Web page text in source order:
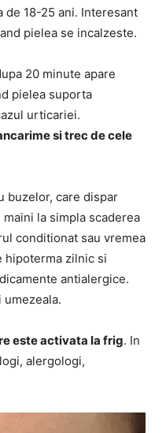
de 18-25 ani. Interesant
pielea se incalzeste.
20 minute apare
pielea suporta
urticariei.
si trec de cele
buzelor, care dispar
la simpla scaderea
conditionat sau vremea
hipoterma zilnic si
antialergice.
este activata la frig. In
alergologi,